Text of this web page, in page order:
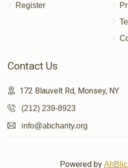
Register
Contact Us
172 Blauvelt Rd, Monsey, NY
(212) 239-8923
info@abcharity.org
Powered by